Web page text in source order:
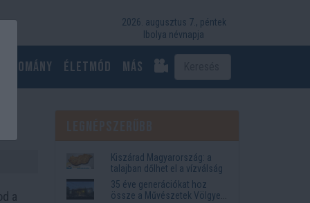
2026. augusztus 7., péntek
Ibolya névnapja
Tudomány Életmód más
a
Kiszárad Magyarország: a
talajban dőlhet el a vízválság
35 éve generációkat hoz
össze a Művészetek Völgye